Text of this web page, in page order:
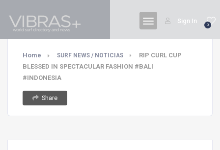
0
Sign In
Home SURF NEWS / NOTICIAS
RIP CURL CUP
BLESSED IN SPECTACULAR FASHION #BALI
#INDONESIA
Share